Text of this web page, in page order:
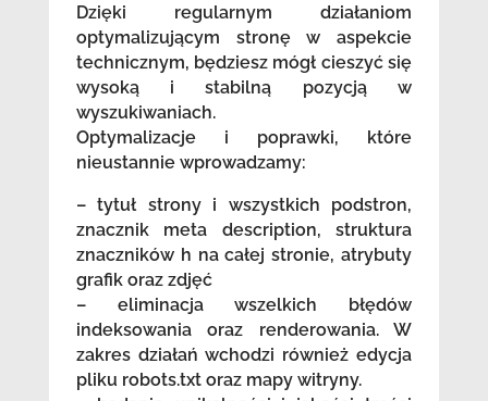
Dzięki regularnym działaniom
optymalizującym stronę w aspekcie
technicznym, będziesz mógł cieszyć się
wysoką i stabilną pozycją w
wyszukiwaniach.
Optymalizacje i poprawki, które
nieustannie wprowadzamy:
– tytuł strony i wszystkich podstron,
znacznik meta description, struktura
znaczników h na całej stronie, atrybuty
grafik oraz zdjęć
– eliminacja wszelkich błędów
indeksowania oraz renderowania. W
zakres działań wchodzi również edycja
pliku robots.txt oraz mapy witryny.